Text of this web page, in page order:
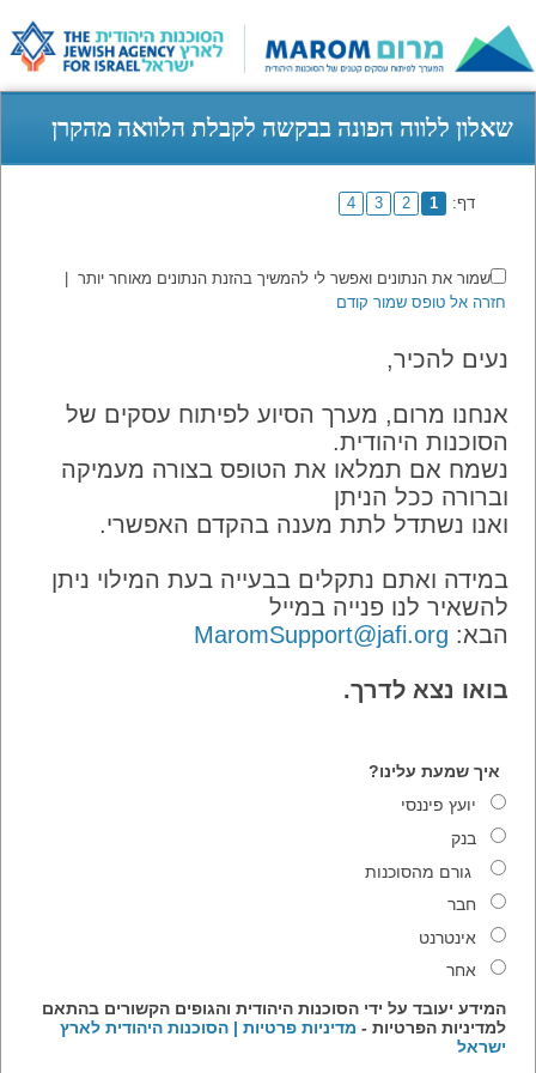
שאלון ללווה הפונה בבקשה לקבלת הלוואה מהקרן
דף: 1
2
3
4
שמור את הנתונים ואפשר לי להמשיך בהזנת הנתונים מאוחר יותר
חזרה אל טופס שמור קודם
נעים להכיר,
אנחנו מרום, מערך הסיוע לפיתוח עסקים של
הסוכנות היהודית.
נשמח אם תמלאו את הטופס בצורה מעמיקה
וברורה ככל הניתן
ואנו נשתדל לתת מענה בהקדם האפשרי.
במידה ואתם נתקלים בבעייה בעת המילוי ניתן
להשאיר לנו פנייה במייל
הבא: MaromSupport@jafi.org
בואו נצא לדרך.
איך שמעת עלינו?
יועץ פיננסי
בנק
גורם מהסוכנות
חבר
אינטרנט
אחר
המידע יעובד על ידי הסוכנות היהודית והגופים הקשורים בהתאם
למדיניות הפרטיות - מדיניות פרטיות | הסוכנות היהודית לארץ
ישראל